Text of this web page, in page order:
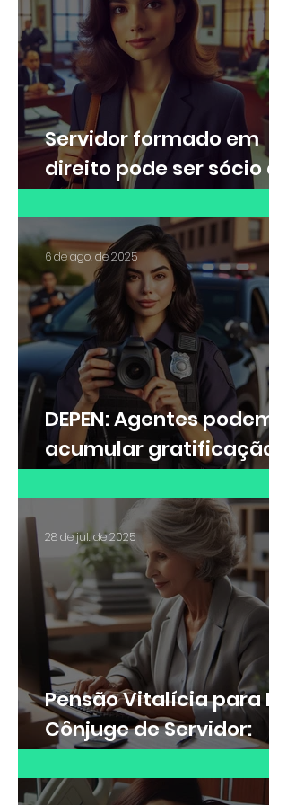
Servidor formado em
direito pode ser sócio de
DEPEN: Agentes podem
acumular gratificação
insalubridade?
6 de ago. de 2025
Pensão Vitalícia para Ex-
Cônjuge de Servidor:
receber
28 de jul. de 2025